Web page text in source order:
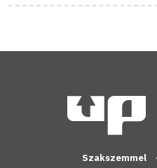
Szakszemmel